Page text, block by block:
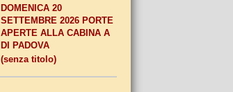
DOMENICA 20
SETTEMBRE 2026 PORTE
APERTE ALLA CABINA A
DI PADOVA
(senza titolo)